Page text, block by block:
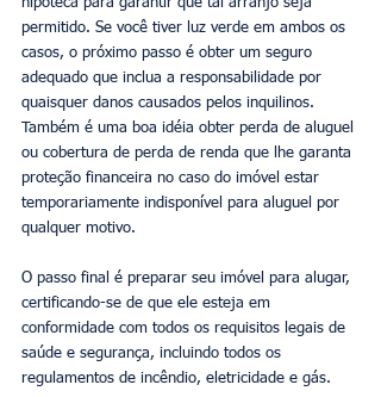
permitido. Se você tiver luz verde em ambos os
casos, o próximo passo é obter um seguro
adequado que inclua a responsabilidade por
quaisquer danos causados pelos inquilinos.
Também é uma boa idéia obter perda de aluguel
ou cobertura de perda de renda que lhe garanta
proteção financeira no caso do imóvel estar
temporariamente indisponível para aluguel por
qualquer motivo.
O passo final é preparar seu imóvel para alugar,
certificando-se de que ele esteja em
conformidade com todos os requisitos legais de
saúde e segurança, incluindo todos os
regulamentos de incêndio, eletricidade e gás.